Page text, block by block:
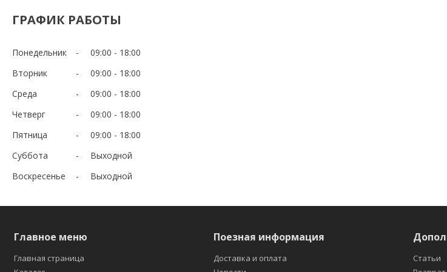
ГРАФИК РАБОТЫ
Понедельник 09:00
18:00
Вторник
09:00
18:00
Среда
09:00
18:00
Четверг
09:00
18:00
Пятница
09:00
18:00
Суббота
Выходной
Воскресенье
Выходной
Главное меню
Главная страница
Поезная информация
Доставка и оплата
Статьи